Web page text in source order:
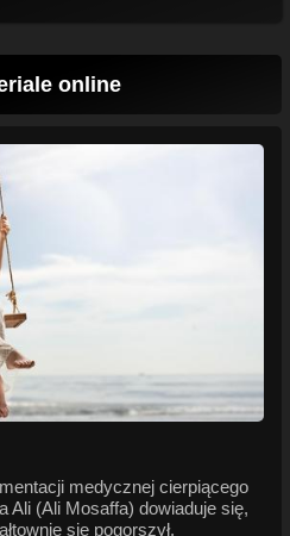
online
medycznej cierpiącego
Ali (Ali Mosaffa) dowiaduje się,
się pogorszył.